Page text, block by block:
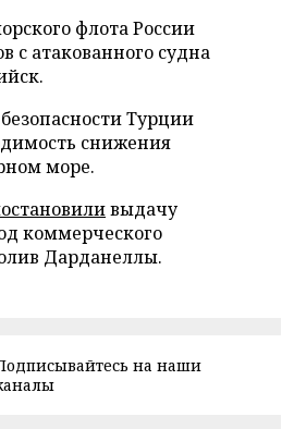
флота России
с атакованного судна
Турции
снижения
море.
выдачу
коммерческого
Дарданеллы.
на наши